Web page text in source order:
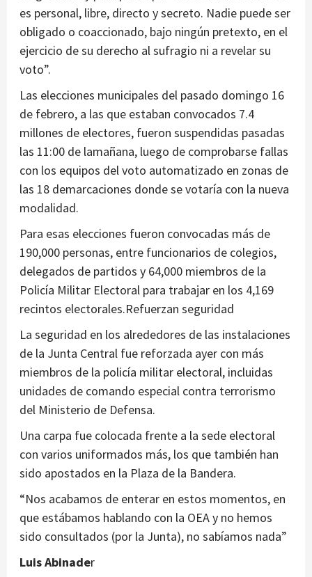
es personal, libre, directo y secreto. Nadie puede ser
obligado o coaccionado, bajo ningún pretexto, en el
ejercicio de su derecho al sufragio ni a revelar su
voto”.
Las elecciones municipales del pasado domingo 16
de febrero, a las que estaban convocados 7.4
millones de electores, fueron suspendidas pasadas
las 11:00 de lamañana, luego de comprobarse fallas
con los equipos del voto automatizado en zonas de
las 18 demarcaciones donde se votaría con la nueva
modalidad.
Para esas elecciones fueron convocadas más de
190,000 personas, entre funcionarios de colegios,
delegados de partidos y 64,000 miembros de la
Policía Militar Electoral para trabajar en los 4,169
recintos electorales.Refuerzan seguridad
La seguridad en los alrededores de las instalaciones
de la Junta Central fue reforzada ayer con más
miembros de la policía militar electoral, incluidas
unidades de comando especial contra terrorismo
del Ministerio de Defensa.
Una carpa fue colocada frente a la sede electoral
con varios uniformados más, los que también han
sido apostados en la Plaza de la Bandera.
“Nos acabamos de enterar en estos momentos, en
que estábamos hablando con la OEA y no hemos
sido consultados (por la Junta), no sabíamos nada”
Luis Abinader